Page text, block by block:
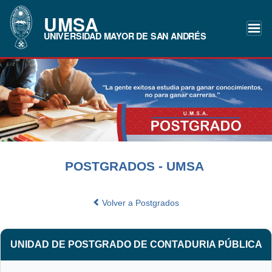
UMSA
UNIVERSIDAD MAYOR DE SAN ANDRÉS
POSTGRADOS - UMSA
Volver a Postgrados
UNIDAD DE POSTGRADO DE CONTADURIA PÚBLICA